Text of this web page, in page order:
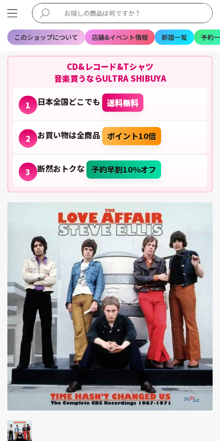
このショップについて 店舗&イベント情報 新譜一覧 予約
CD&レコード&Tシャツ
音楽買うならULTRA SHIBUYA
1 日本全国どこでも 送料無料
2 お買い物は全商品 ポイント10倍
3 断然おトクな 予約早割10%オフ